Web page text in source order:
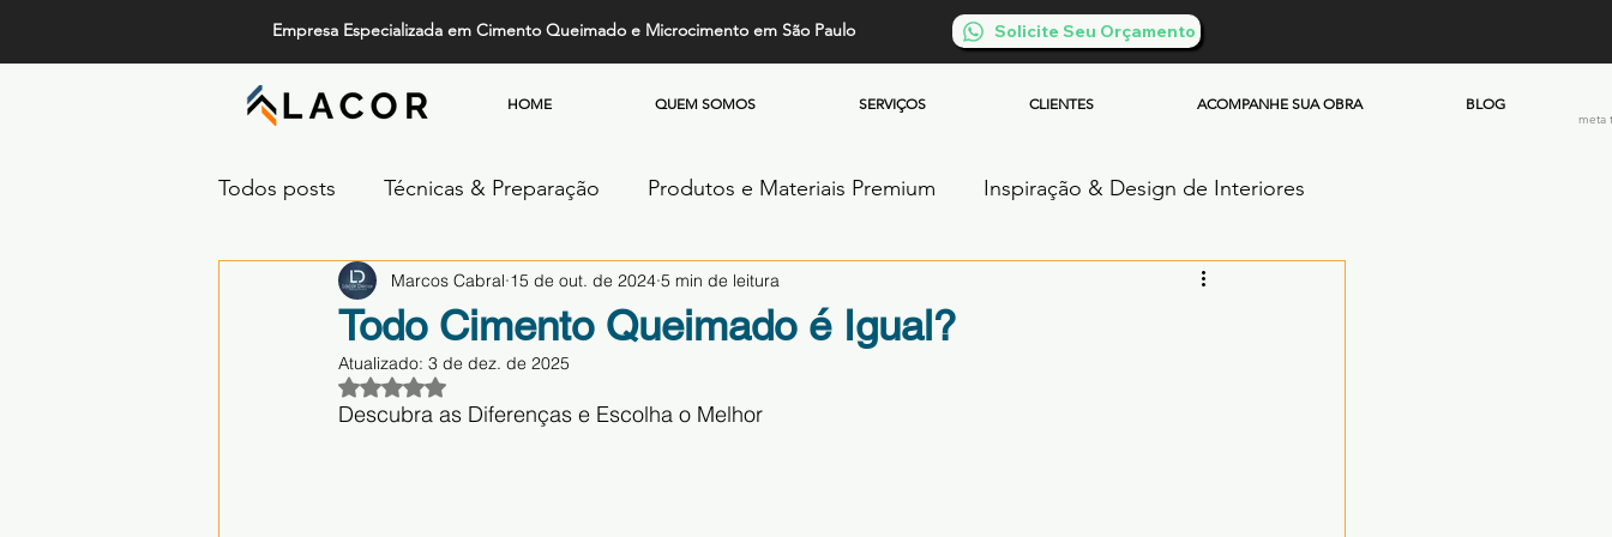
Empresa Especializada em Cimento Queimado e Microcimento em São Paulo Solicite Seu Orçamento
HOME QUEM SOMOS SERVIÇOS CLIENTES ACOMPANHE SUA OBRA BLOG
meta
Todos posts Técnicas & Preparação Produtos e Materiais Premium Inspiração & Design de Interiores
Design, Tendências e Serviços Piso de Cimento Queimado Parede de Cimento Queimado
Projetos de Alto Padrão Cimento Queimado
Todo Cimento Queimado é Igual?
Marcos Cabral 15 de out. de 2024 5 min de leitura
Atualizado: 3 de dez. de 2025
Avaliado com NaN de 5 estrelas.
Descubra as Diferenças e Escolha o Melhor